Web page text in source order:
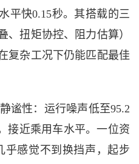
平快0.15秒。其搭载的三
、扭矩协控、阻力估算）
复杂工况下仍能匹配最佳
谧性：运行噪声低至95.2
接近乘用车水平。一位资
乎感觉不到换挡声，起步